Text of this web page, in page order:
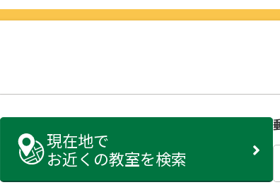
現在地で
お近くの教室を検索